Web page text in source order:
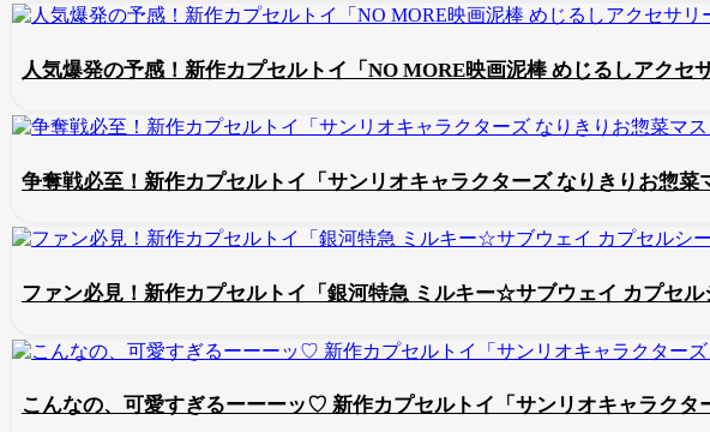
人気爆発の予感！新作カプセルトイ「NO MORE映画泥棒 めじるしアクセ
争奪戦必至！新作カプセルトイ「サンリオキャラクターズ なりきりお惣菜
ファン必見！新作カプセルトイ「銀河特急 ミルキー☆サブウェイ カプセル
こんなの、可愛すぎるーーーッ♡ 新作カプセルトイ「サンリオキャラク